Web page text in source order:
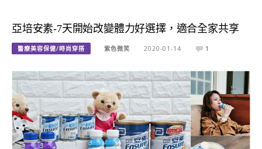
亞培安素-7天開始改變體力好選擇，適合全家共享
醫療美容保健/時尚穿搭 紫色微笑 2020-01-14 1